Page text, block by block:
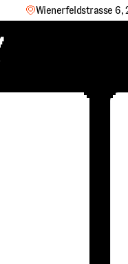
Wienerfeldstrasse 6,